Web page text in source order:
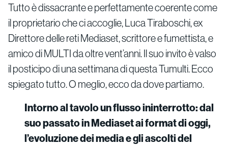
Tutto è dissacrante e perfettamente coerente come
il proprietario che ci accoglie, Luca Tiraboschi, ex
Direttore delle reti Mediaset, scrittore e fumettista, e
amico di MULTI da oltre vent’anni. Il suo invito è valso
il posticipo di una settimana di questa Tumulti. Ecco
spiegato tutto. O meglio, ecco da dove partiamo.
Intorno al tavolo un flusso ininterrotto: dal
suo passato in Mediaset ai format di oggi,
l’evoluzione dei media e gli ascolti del